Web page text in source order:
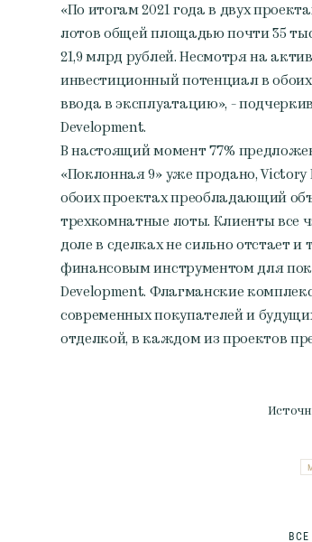
«По итогам 2021 года в двух
лотов общей площадью почти 35
21,9 млрд рублей. Несмотря на
инвестиционный потенциал в
ввода в эксплуатацию», -
Development.
В настоящий момент 77%
«Поклонная 9» уже продано, Victory
обоих проектах преобладающий
трехкомнатные лоты. Клиенты все
доле в сделках не сильно отстает
финансовым инструментом для
Development. Флагманские
современных покупателей и
отделкой, в каждом из проектов